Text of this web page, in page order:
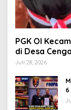
PGK OI
di Desa
Jika Terbukti
Juli 28, 2026